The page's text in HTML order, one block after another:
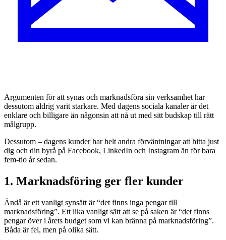
Argumenten för att synas och marknadsföra sin verksamhet har
dessutom aldrig varit starkare. Med dagens sociala kanaler är det
enklare och billigare än någonsin att nå ut med sitt budskap till rätt
målgrupp.
Dessutom – dagens kunder har helt andra förväntningar att hitta just
dig och din byrå på Facebook, LinkedIn och Instagram än för bara
fem-tio år sedan.
1. Marknadsföring ger fler kunder
Ändå är ett vanligt synsätt är “det finns inga pengar till
marknadsföring”. Ett lika vanligt sätt att se på saken är “det finns
pengar över i årets budget som vi kan bränna på marknadsföring”.
Båda är fel, men på olika sätt.